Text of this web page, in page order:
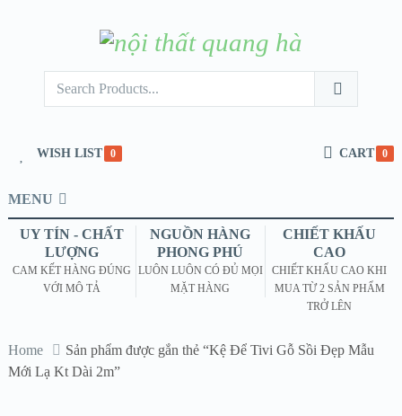
WISH LIST 0 CART 0
MENU
UY TÍN - CHẤT
LƯỢNG
CAM KẾT HÀNG ĐÚNG
VỚI MÔ TẢ
NGUỒN HÀNG
PHONG PHÚ
LUÔN LUÔN CÓ ĐỦ MỌI
MẶT HÀNG
CHIẾT KHẤU
CAO
CHIẾT KHẤU CAO KHI
MUA TỪ 2 SẢN PHẨM
TRỞ LÊN
Home
Sản phẩm được gắn thẻ “Kệ Để Tivi Gỗ Sồi Đẹp Mẫu
Mới Lạ Kt Dài 2m”